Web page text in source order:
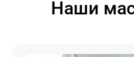
Наши